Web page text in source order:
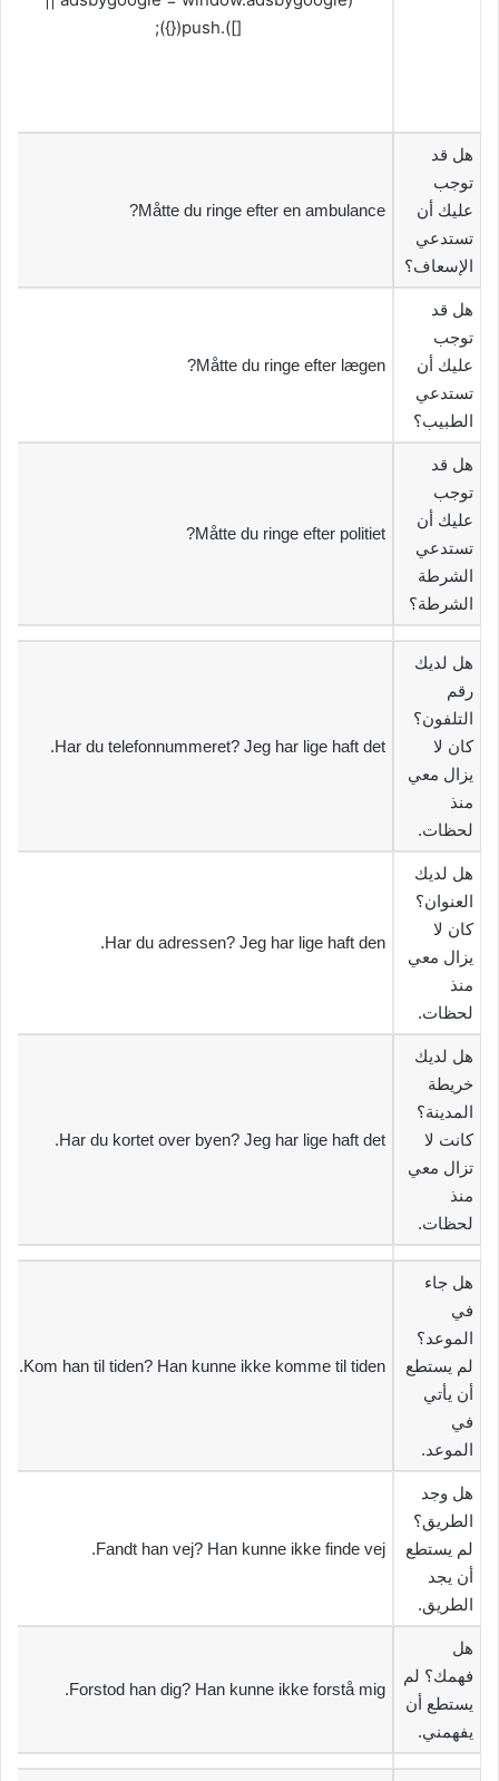
[]).push({});
‫هل قد
توجب
عليك أن
تستدعي
الإسعاف؟‬
Måtte du ringe efter en ambulance?
‫هل قد
توجب
عليك أن
تستدعي
الطبيب؟‬
Måtte du ringe efter lægen?
‫هل قد
توجب
عليك أن
تستدعي
الشرطة
الشرطة؟‬
Måtte du ringe efter politiet?
‫هل لديك
رقم
التلفون؟
كان لا
يزال معي
منذ
لحظات.‬
Har du telefonnummeret? Jeg har lige haft det.
‫هل لديك
العنوان؟
كان لا
يزال معي
منذ
لحظات.‬
Har du adressen? Jeg har lige haft den.
‫هل لديك
خريطة
المدينة؟
كانت لا
تزال معي
منذ
لحظات.‬
Har du kortet over byen? Jeg har lige haft det.
‫هل جاء
في
الموعد؟
لم يستطع
أن يأتي
في
الموعد.‬
Kom han til tiden? Han kunne ikke komme til tiden.
‫هل وجد
الطريق؟
لم يستطع
أن يجد
الطريق.‬
Fandt han vej? Han kunne ikke finde vej.
‫هل
فهمك؟ لم
يستطع أن
يفهمني.‬
Forstod han dig? Han kunne ikke forstå mig.